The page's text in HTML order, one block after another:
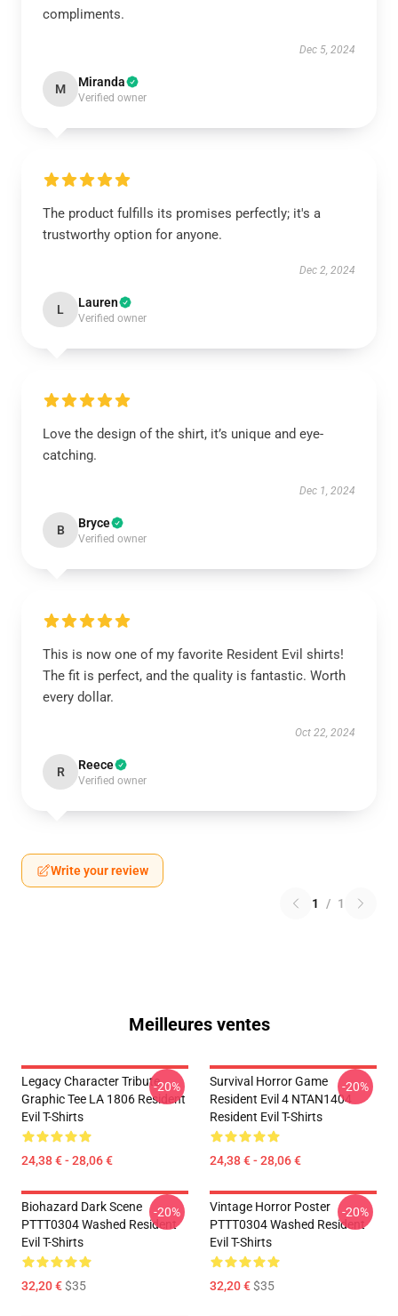
compliments.
Dec 5, 2024
M Miranda
Verified owner
The product fulfills its promises perfectly; it's a
trustworthy option for anyone.
Dec 2, 2024
L Lauren
Verified owner
Love the design of the shirt, it’s unique and eye-
catching.
Dec 1, 2024
B Bryce
Verified owner
This is now one of my favorite Resident Evil shirts!
The fit is perfect, and the quality is fantastic. Worth
every dollar.
Oct 22, 2024
R Reece
Verified owner
Write your review
1 / 1
Meilleures ventes
Legacy Character Tribute
Graphic Tee LA 1806 Resident
Evil T-Shirts
24,38 € - 28,06 €
-20%
Survival Horror Game
Resident Evil 4 NTAN1404
Resident Evil T-Shirts
24,38 € - 28,06 €
-20%
Biohazard Dark Scene
PTTT0304 Washed Resident
Evil T-Shirts
32,20 €$35
-20%
Vintage Horror Poster
PTTT0304 Washed Resident
Evil T-Shirts
32,20 €$35
-20%